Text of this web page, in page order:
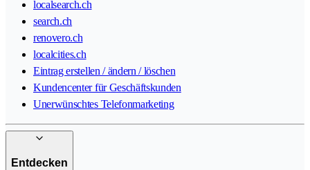
localsearch.ch
search.ch
renovero.ch
localcities.ch
Eintrag erstellen / ändern / löschen
Kundencenter für Geschäftskunden
Unerwünschtes Telefonmarketing
Entdecken